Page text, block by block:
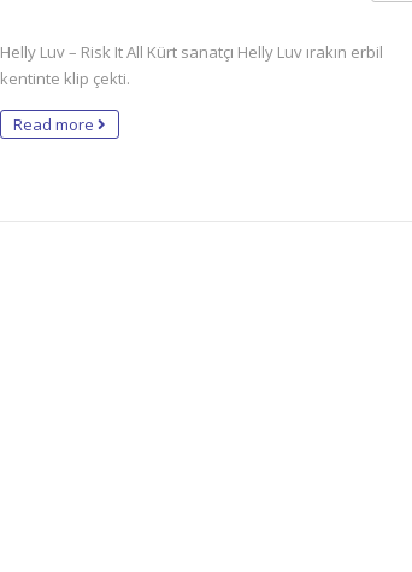
Helly Luv – Risk It All Kürt sanatçı Helly Luv ırakın erbil
kentinte klip çekti.
Read more